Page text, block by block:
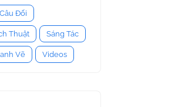
Câu Đối
Thuật Sáng Tác
Vẽ Videos